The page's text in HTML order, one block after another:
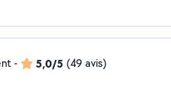
- 5,0/5 (49 avis)